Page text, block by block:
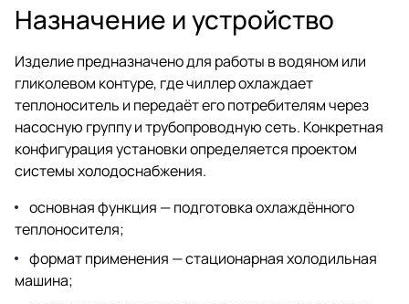
Назначение и устройство
Изделие предназначено для работы в водяном или
гликолевом контуре, где чиллер охлаждает
теплоноситель и передаёт его потребителям через
насосную группу и трубопроводную сеть. Конкретная
конфигурация установки определяется проектом
системы холодоснабжения.
основная функция — подготовка охлаждённого
теплоносителя;
формат применения — стационарная холодильная
машина;